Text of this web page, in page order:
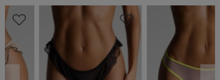
Харьков, Борисполь и другие города Украины.